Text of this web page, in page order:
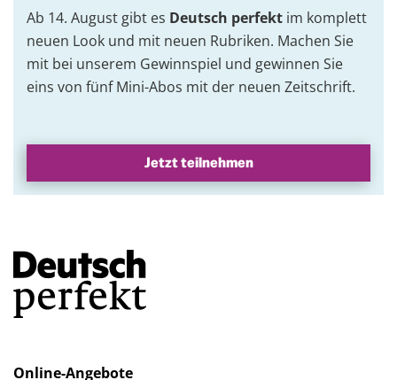
Ab 14. August gibt es Deutsch perfekt im komplett
neuen Look und mit neuen Rubriken. Machen Sie
mit bei unserem Gewinnspiel und gewinnen Sie
eins von fünf Mini-Abos mit der neuen Zeitschrift.
Jetzt teilnehmen
Online-Angebote